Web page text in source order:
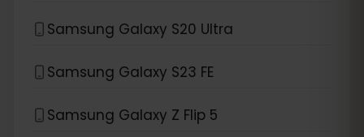
Samsung Galaxy S20 Ultra
Samsung Galaxy S23 FE
Samsung Galaxy Z Flip 5